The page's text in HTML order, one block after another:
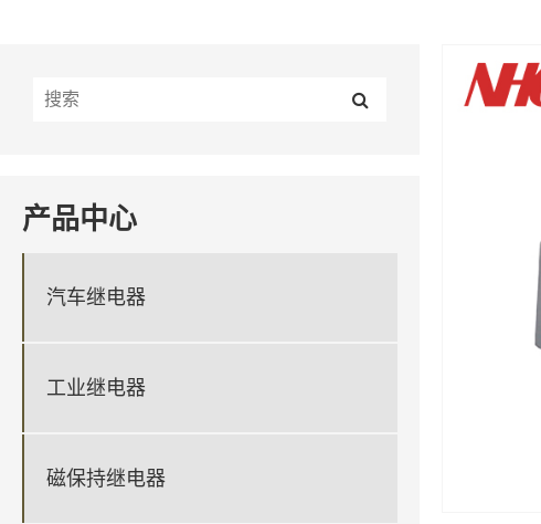
产品中心
汽车继电器
工业继电器
磁保持继电器